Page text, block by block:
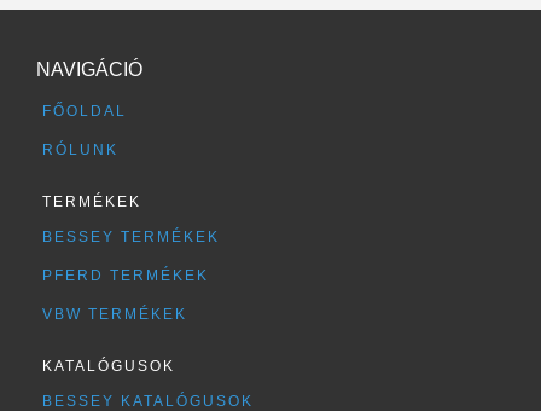
NAVIGÁCIÓ
FŐOLDAL
RÓLUNK
TERMÉKEK
BESSEY TERMÉKEK
PFERD TERMÉKEK
VBW TERMÉKEK
KATALÓGUSOK
BESSEY KATALÓGUSOK